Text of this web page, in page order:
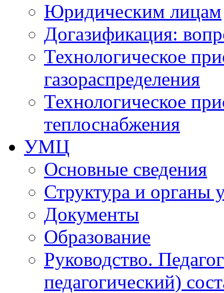
Юридическим лицам
Догазификация:
Технологическое
газораспределения
Технологическое
теплоснабжения
УМЦ
Основные сведения
Структура и органы
Документы
Образование
Руководство.
педагогический)